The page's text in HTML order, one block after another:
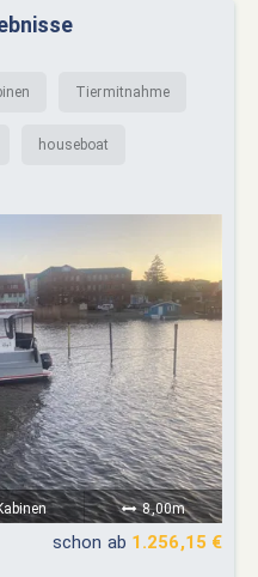
Tiermitnahme
houseboat
8,00m
schon ab 1.256,15 €